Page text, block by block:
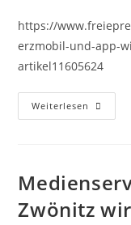
https://
erzmobil-und-app-
artikel11605624
Weiterlesen
Zwönitz